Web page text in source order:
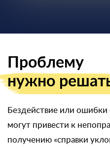
Проблему
нужно
Бездействие или
могут привести к
получению «справки